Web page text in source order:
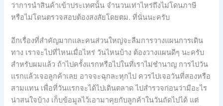
ว่าการนำสินค้าเข้าประเทศนั้น จำนวนเท่าไหร่ถึงไม่โดนภาษี
หรือไม่โดนตรวจสอบต้องสงสัยโดยตม. ที่นั่นนะครับ
อีกเรื่องที่สำคัญมากและคนส่วนใหญ่จะลืมการวางแผนการเดิน
ทาง เราจะไปที่ไหนเมื่อไหร่ วันไหนบ้าง ต้องวางแผนดีๆ นะครับ
สำหรับผมแล้ว ถ้าไปครั้งแรกหรือไปในที่เราไม่ชำนาญ การไปวัน
แรกแล้วเจอลูกค้าเลย อาจจะฉุกละหุกไป ควรไปเจอวันที่สองหรือ
สามแทน เพื่อที่วันแรกจะได้ไปเดินตลาด ไปสำรวจก่อนว่ามีอะไร
น่าสนใจบ้าง เก็บข้อมูลไว้เอามาคุยกับลูกค้าในวันถัดไปได้ แต่